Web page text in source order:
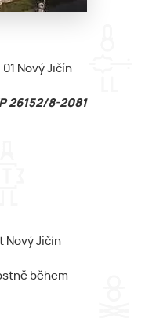
01 Nový Jičín
26152/8-2081
Nový Jičín
během